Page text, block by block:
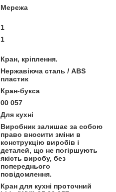
Мережа
1
1
Кран, кріплення.
Нержавіюча сталь / АВЅ
пластик
Кран-букса
00 057
Для кухні
Виробник залишає за собою
право вносити зміни в
конструкцію виробів і
деталей, що не погіршують
якість виробу, без
попереднього
повідомлення.
Кран для кухні проточний